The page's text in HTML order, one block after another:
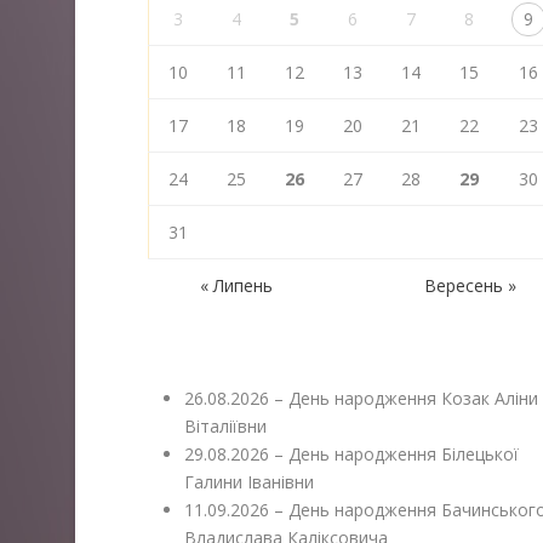
3 4 5 6 7 8 9
10 11 12 13 14 15 16
17 18 19 20 21 22 23
24 25 26 27 28 29 30
31
« Липень Вересень »
26.08.2026 – День народження Козак Аліни
Віталіївни
29.08.2026 – День народження Білецької
Галини Іванівни
11.09.2026 – День народження
Владислава Каліксовича